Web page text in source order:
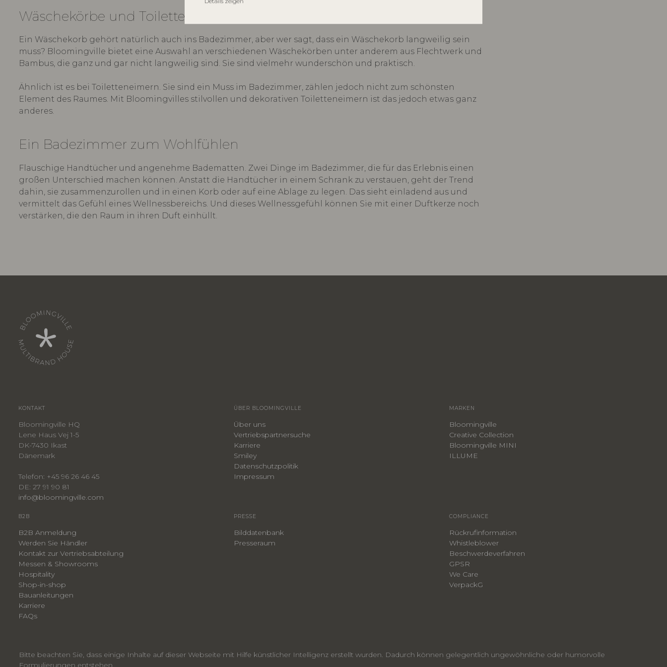
Wäschekörbe und Toiletteneimer, die ansprechend und dekorativ sind
Ein Wäschekorb gehört natürlich auch ins Badezimmer, aber wer sagt, dass ein Wäschekorb langweilig sein
muss? Bloomingville bietet eine Auswahl an verschiedenen Wäschekörben unter anderem aus Flechtwerk und
Bambus, die ganz und gar nicht langweilig sind. Sie sind vielmehr wunderschön und praktisch.
Ähnlich ist es bei Toiletteneimern. Sie sind ein Muss im Badezimmer, zählen jedoch nicht zum schönsten
Element des Raumes. Mit Bloomingvilles stilvollen und dekorativen Toiletteneimern ist das jedoch etwas ganz
anderes.
Ein Badezimmer zum Wohlfühlen
Flauschige Handtücher und angenehme Badematten. Zwei Dinge im Badezimmer, die für das Erlebnis einen
großen Unterschied machen können. Anstatt die Handtücher in einem Schrank zu verstauen, geht der Trend
dahin, sie zusammenzurollen und in einen Korb oder auf eine Ablage zu legen. Das sieht einladend aus und
vermittelt das Gefühl eines Wellnessbereichs. Und dieses Wellnessgefühl können Sie mit einer Duftkerze noch
verstärken, die den Raum in ihren Duft einhüllt.
KONTAKT
Bloomingville HQ
Lene Haus Vej 1-5
DK-7430 Ikast
Dänemark
Telefon: +45 96 26 46 45
DE: 27 91 90 81
info@bloomingville.com
ÜBER BLOOMINGVILLE
Über uns
Vertriebspartnersuche
Karriere
Smiley
​Datenschutzpolitik
Impressum
MARKEN
Bloomingville
Creative Collection
Bloomingville MINI
ILLUME
B2B
B2B Anmeldung
Werden Sie Händler
Kontakt zur Vertriebsabteilung
Messen & Showrooms
Hospitality
Shop-in-shop
Bauanleitungen
​Karriere
FAQs
PRESSE
Bilddatenbank
Presseraum
COMPLIANCE
Rückrufinformation
Whistleblower
​Beschwerdeverfahren
GPSR
We Care
VerpackG
Bitte beachten Sie, dass einige Inhalte auf dieser Webseite mit Hilfe künstlicher Intelligenz erstellt wurden. Dadurch können gelegentlich ungewöhnliche oder humorvolle
Formulierungen entstehen.